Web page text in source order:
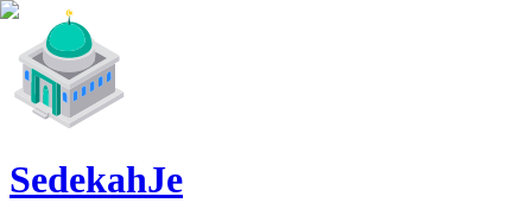
SedekahJe